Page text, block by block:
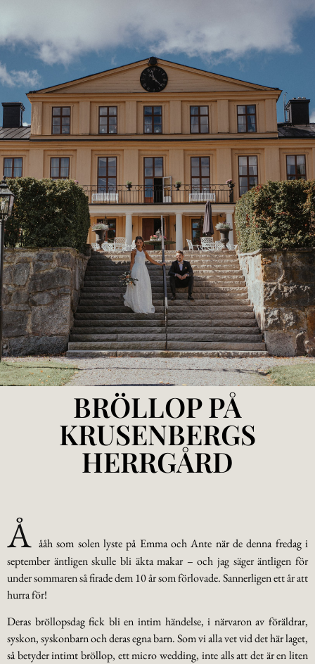
BRÖLLOP PÅ
KRUSENBERGS
HERRGÅRD
Å ååh som solen lyste på Emma och Ante när de denna fredag i
september äntligen skulle bli äkta makar – och jag säger äntligen för
under sommaren så firade dem 10 år som förlovade. Sannerligen ett år att
hurra för!
Deras bröllopsdag fick bli en intim händelse, i närvaron av föräldrar,
syskon, syskonbarn och deras egna barn. Som vi alla vet vid det här laget,
så betyder intimt bröllop, ett micro wedding, inte alls att det är en liten